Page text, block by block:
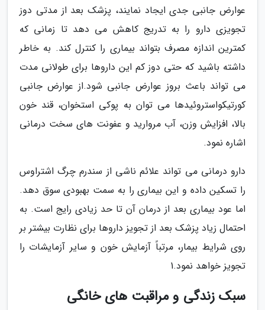
عوارض جانبی جدی ایجاد نمایند، پزشک بعد از مدتی دوز
تجویزی دارو را به تدریج کاهش می دهد تا زمانی که
کمترین اندازه مصرف بتواند بیماری را کنترل کند. به خاطر
داشته باشید که حتی دوز کم این داروها برای طولانی مدت
می تواند باعث بروز عوارض جانبی شود.از عوارض جانبی
کورتیکواستروئیدها می توان به پوکی استخوان، قند خون
بالا، افزایش وزن، آب مروارید و عفونت های سخت درمانی
اشاره نمود.
دارو درمانی می تواند علائم ناشی از سندرم چرگ اشتراوس
را تسکین داده و این بیماری را به سمت بهبودی سوق دهد.
اما عود بیماری بعد از درمان آن تا حد زیادی رایج است. به
احتمال زیاد پزشک بعد از تجویز داروها برای نظارت بیشتر بر
روی شرایط بیمار، مرتباً آزمایش خون و سایر آزمایشات را
تجویز خواهد نمود.1
سبک زندگی و مراقبت های خانگی